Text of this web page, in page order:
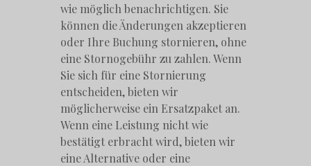
wie möglich benachrichtigen. Sie
können die Änderungen akzeptieren
oder Ihre Buchung stornieren, ohne
eine Stornogebühr zu zahlen. Wenn
Sie sich für eine Stornierung
entscheiden, bieten wir
möglicherweise ein Ersatzpaket an.
Wenn eine Leistung nicht wie
bestätigt erbracht wird, bieten wir
eine Alternative oder eine